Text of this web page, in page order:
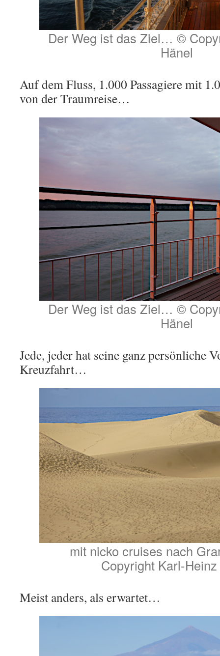
Der Weg ist das Ziel… ©
Hänel
Auf dem Fluss, 1.000 Passagiere mit
von der Traumreise…
Der Weg ist das Ziel… ©
Hänel
Jede, jeder hat seine ganz persönliche
Kreuzfahrt…
mit nicko cruises nach
Copyright Karl-
Meist anders, als erwartet…